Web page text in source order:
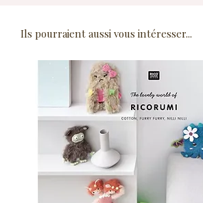
Ils pourraient aussi vous intéresser...